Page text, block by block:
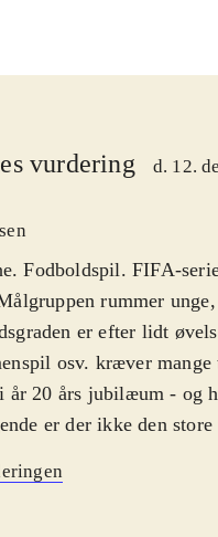
vurdering d. 12.
Fodboldspil. FIFA-
rummer
er efter lidt
osv. kræver
år 20 års jubilæum - og
er der ikke den
spillerne på skærmen